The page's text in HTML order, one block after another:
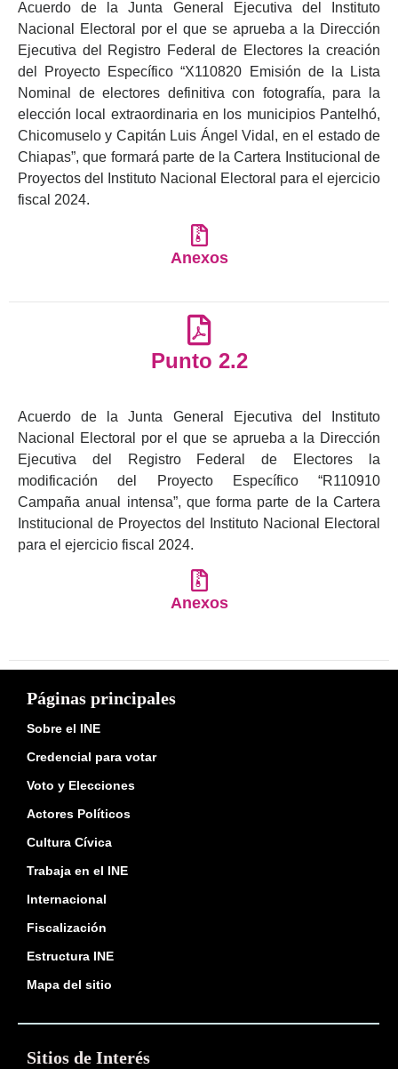
Acuerdo de la Junta General Ejecutiva del Instituto
Nacional Electoral por el que se aprueba a la Dirección
Ejecutiva del Registro Federal de Electores la creación
del Proyecto Específico “X110820 Emisión de la Lista
Nominal de electores definitiva con fotografía, para la
elección local extraordinaria en los municipios Pantelhó,
Chicomuselo y Capitán Luis Ángel Vidal, en el estado de
Chiapas”, que formará parte de la Cartera Institucional de
Proyectos del Instituto Nacional Electoral para el ejercicio
fiscal 2024.
Anexos
Punto 2.2
Acuerdo de la Junta General Ejecutiva del Instituto
Nacional Electoral por el que se aprueba a la Dirección
Ejecutiva del Registro Federal de Electores la
modificación del Proyecto Específico “R110910
Campaña anual intensa”, que forma parte de la Cartera
Institucional de Proyectos del Instituto Nacional Electoral
para el ejercicio fiscal 2024.
Anexos
Páginas principales
Sobre el INE
Credencial para votar
Voto y Elecciones
Actores Políticos
Cultura Cívica
Trabaja en el INE
Internacional
Fiscalización
Estructura INE
Mapa del sitio
Sitios de Interés